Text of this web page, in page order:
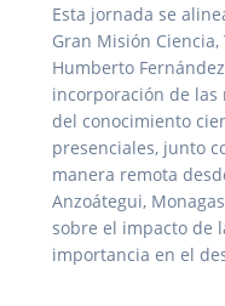
Esta jornada se
Gran Misión
Humberto
incorporación de las
del conocimiento
presenciales, junto
manera remota
Anzoátegui,
sobre el impacto de
importancia en el